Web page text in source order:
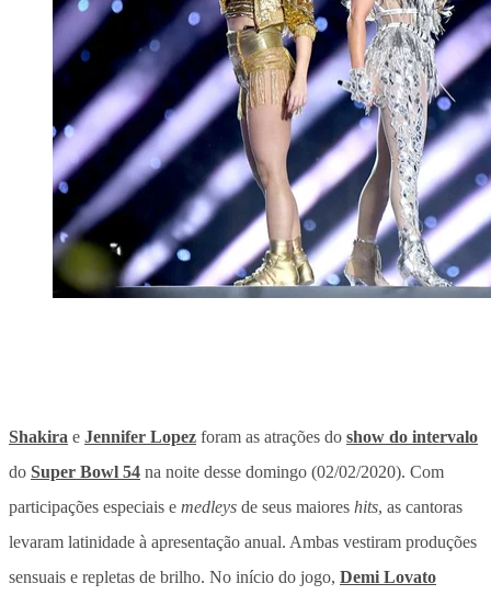
Shakira e Jennifer Lopez foram as atrações do show do intervalo
do Super Bowl 54 na noite desse domingo (02/02/2020). Com
participações especiais e medleys de seus maiores hits, as cantoras
levaram latinidade à apresentação anual. Ambas vestiram produções
sensuais e repletas de brilho. No início do jogo, Demi Lovato